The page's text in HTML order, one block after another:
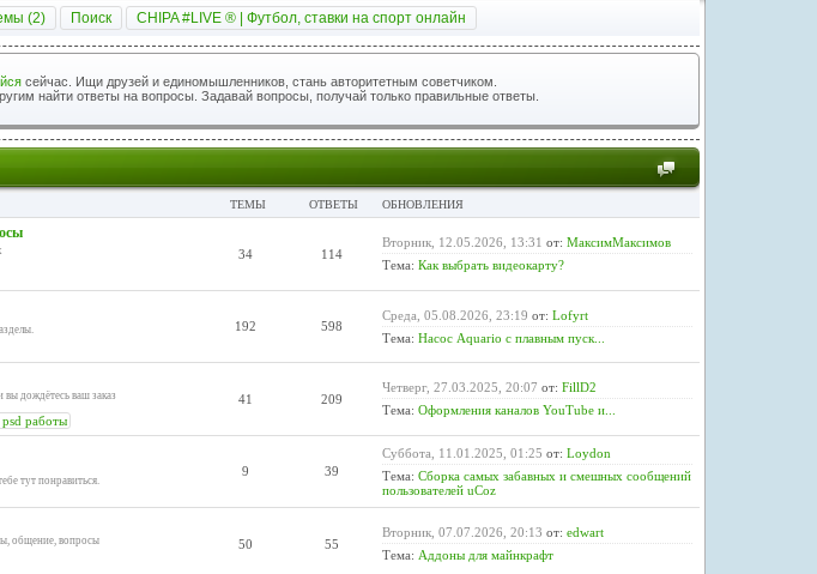
(2) Поиск CHIPA #LIVE ® | Футбол, ставки на спорт онлайн
сейчас. Ищи друзей и единомышленников, стань авторитетным советчиком.
найти ответы на вопросы. Задавай вопросы, получай только правильные ответы.
ТЕМЫ ОТВЕТЫ ОБНОВЛЕНИЯ
34 114
Вторник, 12.05.2026, 13:31 от: МаксимМаксимов
Тема: Как выбрать видеокарту?
192 598
Среда, 05.08.2026, 23:19 от: Lofyrt
Тема: Насос Aquario с плавным пуск...
вы дождётесь ваш заказ
работы
41 209
Четверг, 27.03.2025, 20:07 от: FillD2
Тема: Оформления каналов YouTube и...
тут понравиться.
9 39
Суббота, 11.01.2025, 01:25 от: Loydon
Тема: Сборка самых забавных и смешных сообщений
пользователей uCoz
общение, вопросы 50 55
Вторник, 07.07.2026, 20:13 от: edwart
Тема: Аддоны для майнкрафт